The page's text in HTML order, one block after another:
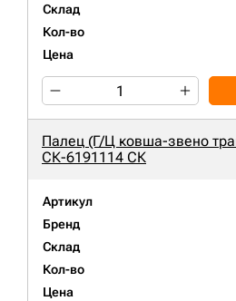
Склад
Кол-во
Цена
Палец (Г/Ц ковша-звено
СК-6191114 СК
Артикул
Бренд
Склад
Кол-во
Цена